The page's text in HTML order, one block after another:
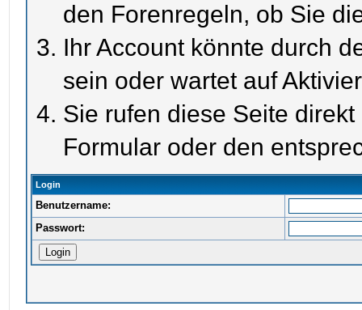
den Forenregeln, ob Sie
Ihr Account könnte durch
sein oder wartet auf
Sie rufen diese Seite
Formular oder den
Login
Benutzername:
Passwort: